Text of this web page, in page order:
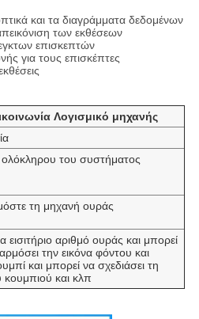
και τα διαγράμματα δεδομένων
των εκθέσεων
επισκεπτών
για τους επισκέπτες
Λογισμικό μηχανής
του συστήματος
τη μηχανή ουράς
εισιτήριο αριθμό ουράς και μπορεί
την εικόνα φόντου και
και μπορεί να σχεδιάσει τη
κουμπιού και κλπ